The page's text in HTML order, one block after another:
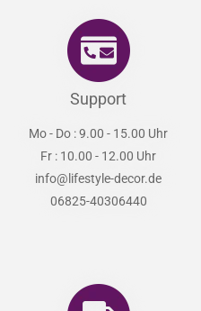
Support
Mo - Do : 9.00 - 15.00 Uhr
Fr : 10.00 - 12.00 Uhr
info@lifestyle-decor.de
06825-40306440